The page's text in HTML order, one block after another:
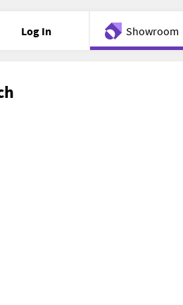
Log In Showroom